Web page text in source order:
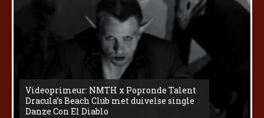
Videoprimeur: NMTH x Popronde Talent
Dracula’s Beach Club met duivelse single
Danze Con El Diablo